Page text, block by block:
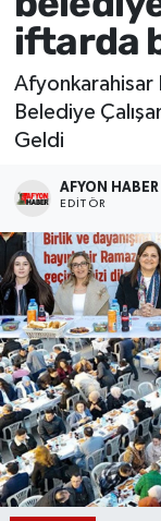
iftarda
Afyonkarahisar
Belediye
Geldi
AFYON HABER
EDITÖR
Eğitim
Ekonomi
Magazin
Etkinlikler